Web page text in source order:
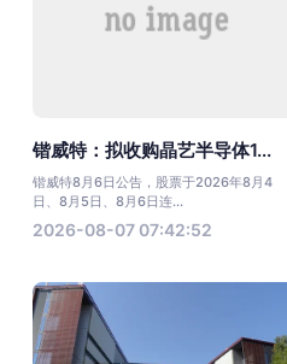
锴威特：拟收购晶艺半导体1...
锴威特8月6日公告，股票于2026年8月4
日、8月5日、8月6日连...
2026-08-07 07:42:52